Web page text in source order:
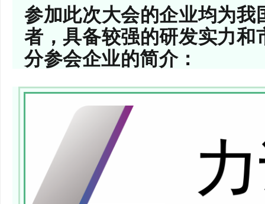
参加此次大会的企业均为
者，具备较强的研发实力
分参会企业的简介：